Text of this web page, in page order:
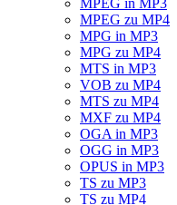
MPEG in MP3
MPEG zu MP4
MPG in MP3
MPG zu MP4
MTS in MP3
VOB zu MP4
MTS zu MP4
MXF zu MP4
OGA in MP3
OGG in MP3
OPUS in MP3
TS zu MP3
TS zu MP4